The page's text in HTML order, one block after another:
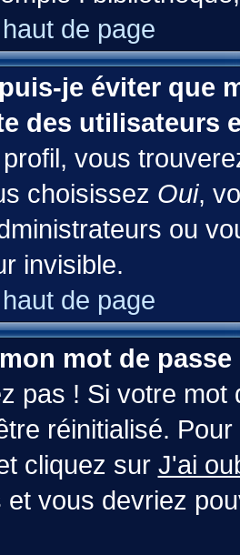
de page
je éviter que
des utilisateurs
vous
choisissez Oui,
ou
invisible.
de page
mot de passe
pas ! Si votre
réinitialisé.
cliquez sur J'ai
et vous devriez